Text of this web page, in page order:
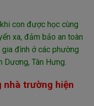
con được học cùng
xa, đảm bảo an toàn
đình ở các phường
Dương, Tân Hưng.
nhà trường hiện